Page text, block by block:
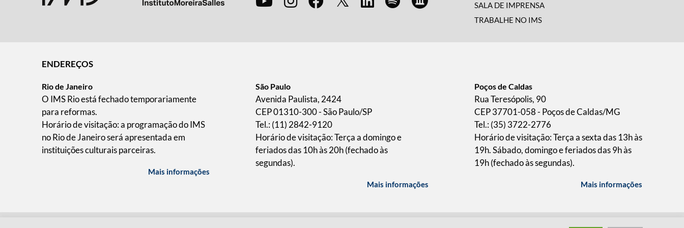
SALA DE IMPRENSA
TRABALHE NO IMS
ENDEREÇOS
Rio de Janeiro
O IMS Rio está fechado temporariamente
para reformas.
Horário de visitação: a programação do IMS
no Rio de Janeiro será apresentada em
instituições culturais parceiras.
Mais informações
São Paulo
Avenida Paulista, 2424
CEP 01310-300 - São Paulo/SP
Tel.: (11) 2842-9120
Horário de visitação: Terça a domingo e
feriados das 10h às 20h (fechado às
segundas).
Mais informações
Poços de Caldas
Rua Teresópolis, 90
CEP 37701-058 - Poços de Caldas/MG
Tel.: (35) 3722-2776
Horário de visitação: Terça a sexta das 13h às
19h. Sábado, domingo e feriados das 9h às
19h (fechado às segundas).
Mais informações
desenvolvido pelohacklab/